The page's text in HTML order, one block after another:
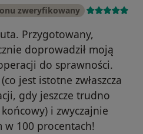
zweryfikowany
Przygotowany,
doprowadził moją
do sprawności.
jest istotne zwłaszcza
gdy jeszcze trudno
i zwyczajnie
w 100 procentach!